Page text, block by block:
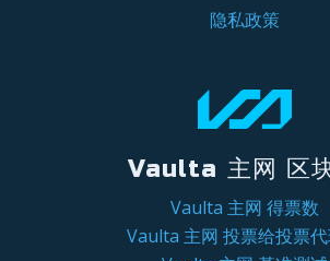
隐私政策
Vaulta 主网 区
Vaulta 主网 得票数
Vaulta 主网 投票给投票代